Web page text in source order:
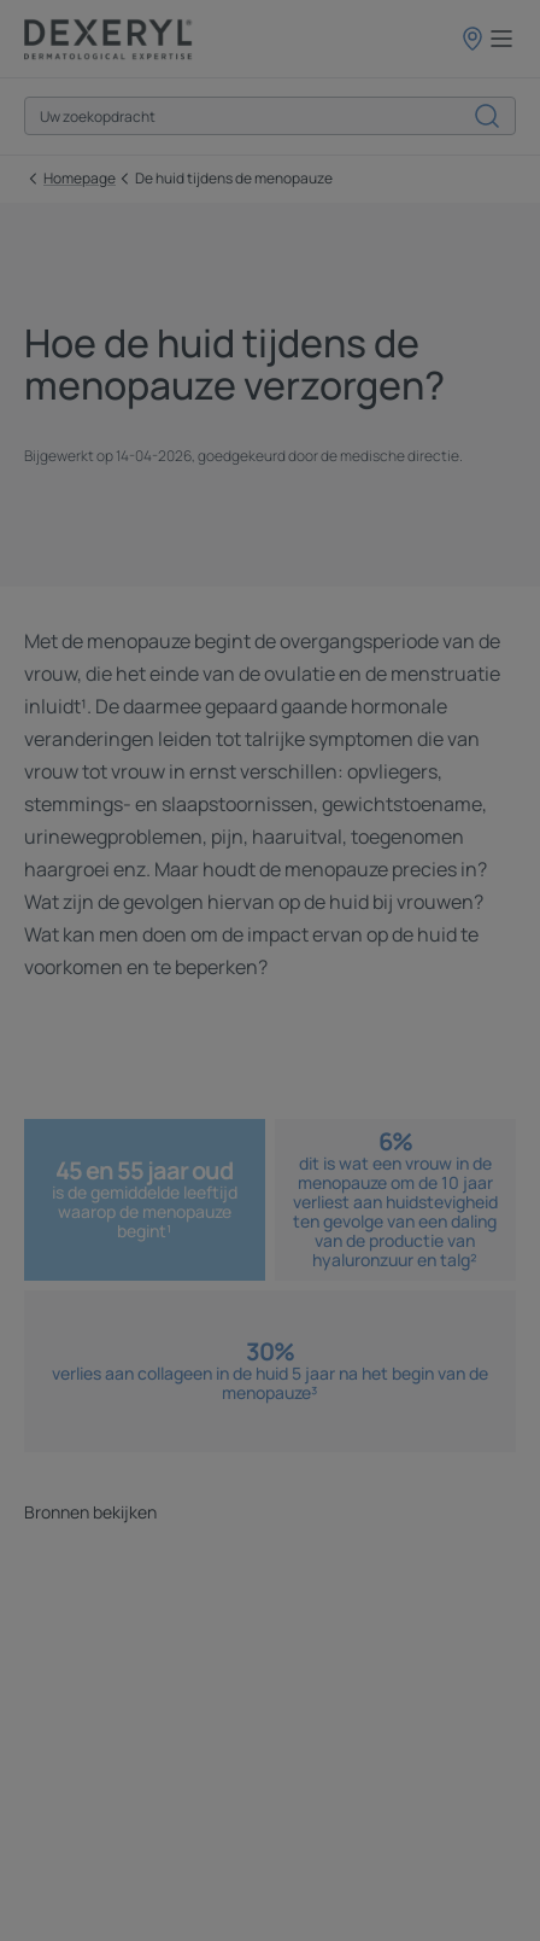
Homepage De huid tijdens de menopauze
Hoe de huid tijdens de
menopauze verzorgen?
Bijgewerkt op14-04-2026, goedgekeurd doorde medische directie.
Met de menopauze begint de overgangsperiode van de
vrouw, die het einde van de ovulatie en de menstruatie
inluidt¹. De daarmee gepaard gaande hormonale
veranderingen leiden tot talrijke symptomen die van
vrouw tot vrouw in ernst verschillen: opvliegers,
stemmings- en slaapstoornissen, gewichtstoename,
urinewegproblemen, pijn, haaruitval, toegenomen
haargroei enz. Maar houdt de menopauze precies in?
Wat zijn de gevolgen hiervan op de huid bij vrouwen?
Wat kan men doen om de impact ervan op de huid te
voorkomen en te beperken?
45 en 55 jaar oud
is de gemiddelde leeftijd
waarop de menopauze
begint¹
6%
dit is wat een vrouw in de
menopauze om de 10 jaar
verliest aan huidstevigheid
ten gevolge van een daling
van de productie van
hyaluronzuur en talg²
30%
verlies aan collageen in de huid 5 jaar na het begin van de
menopauze³
Bronnen bekijken